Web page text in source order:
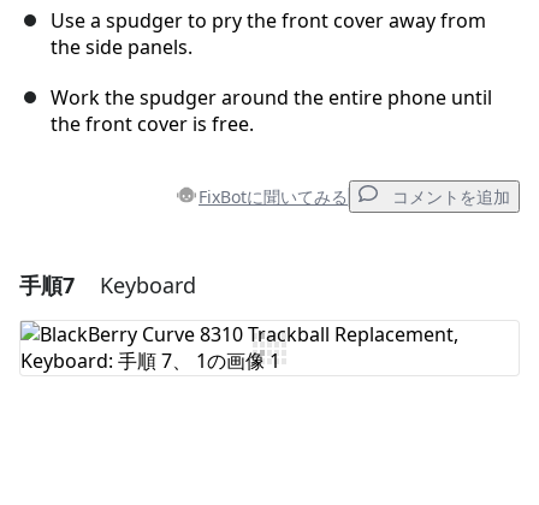
Use a spudger to pry the front cover away from
the side panels.
Work the spudger around the entire phone until
the front cover is free.
FixBotに聞いてみる コメントを追加
コメントを追加
手順7 Keyboard